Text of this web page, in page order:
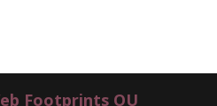
Footprints OU